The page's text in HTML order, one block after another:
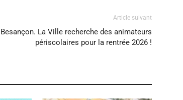
Article suivant
Besançon. La Ville recherche des animateurs
périscolaires pour la rentrée 2026 !